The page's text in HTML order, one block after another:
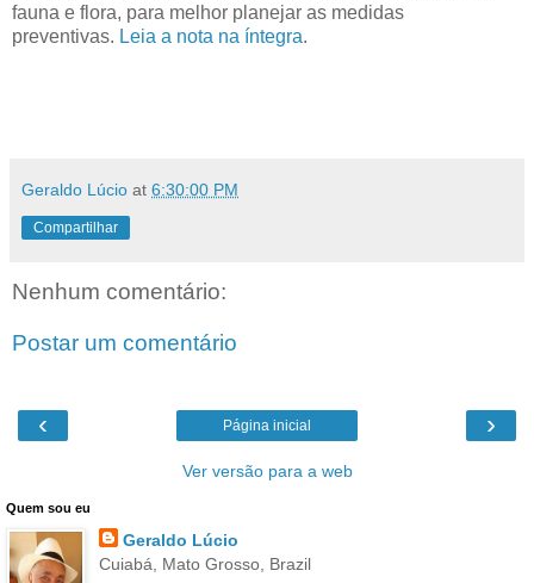
fauna e flora, para melhor planejar as medidas
preventivas. Leia a nota na íntegra.
Geraldo Lúcio at 6:30:00 PM
Compartilhar
Nenhum comentário:
Postar um comentário
‹ ›
Página inicial
Ver versão para a web
Quem sou eu
Geraldo Lúcio
Cuiabá, Mato Grosso, Brazil